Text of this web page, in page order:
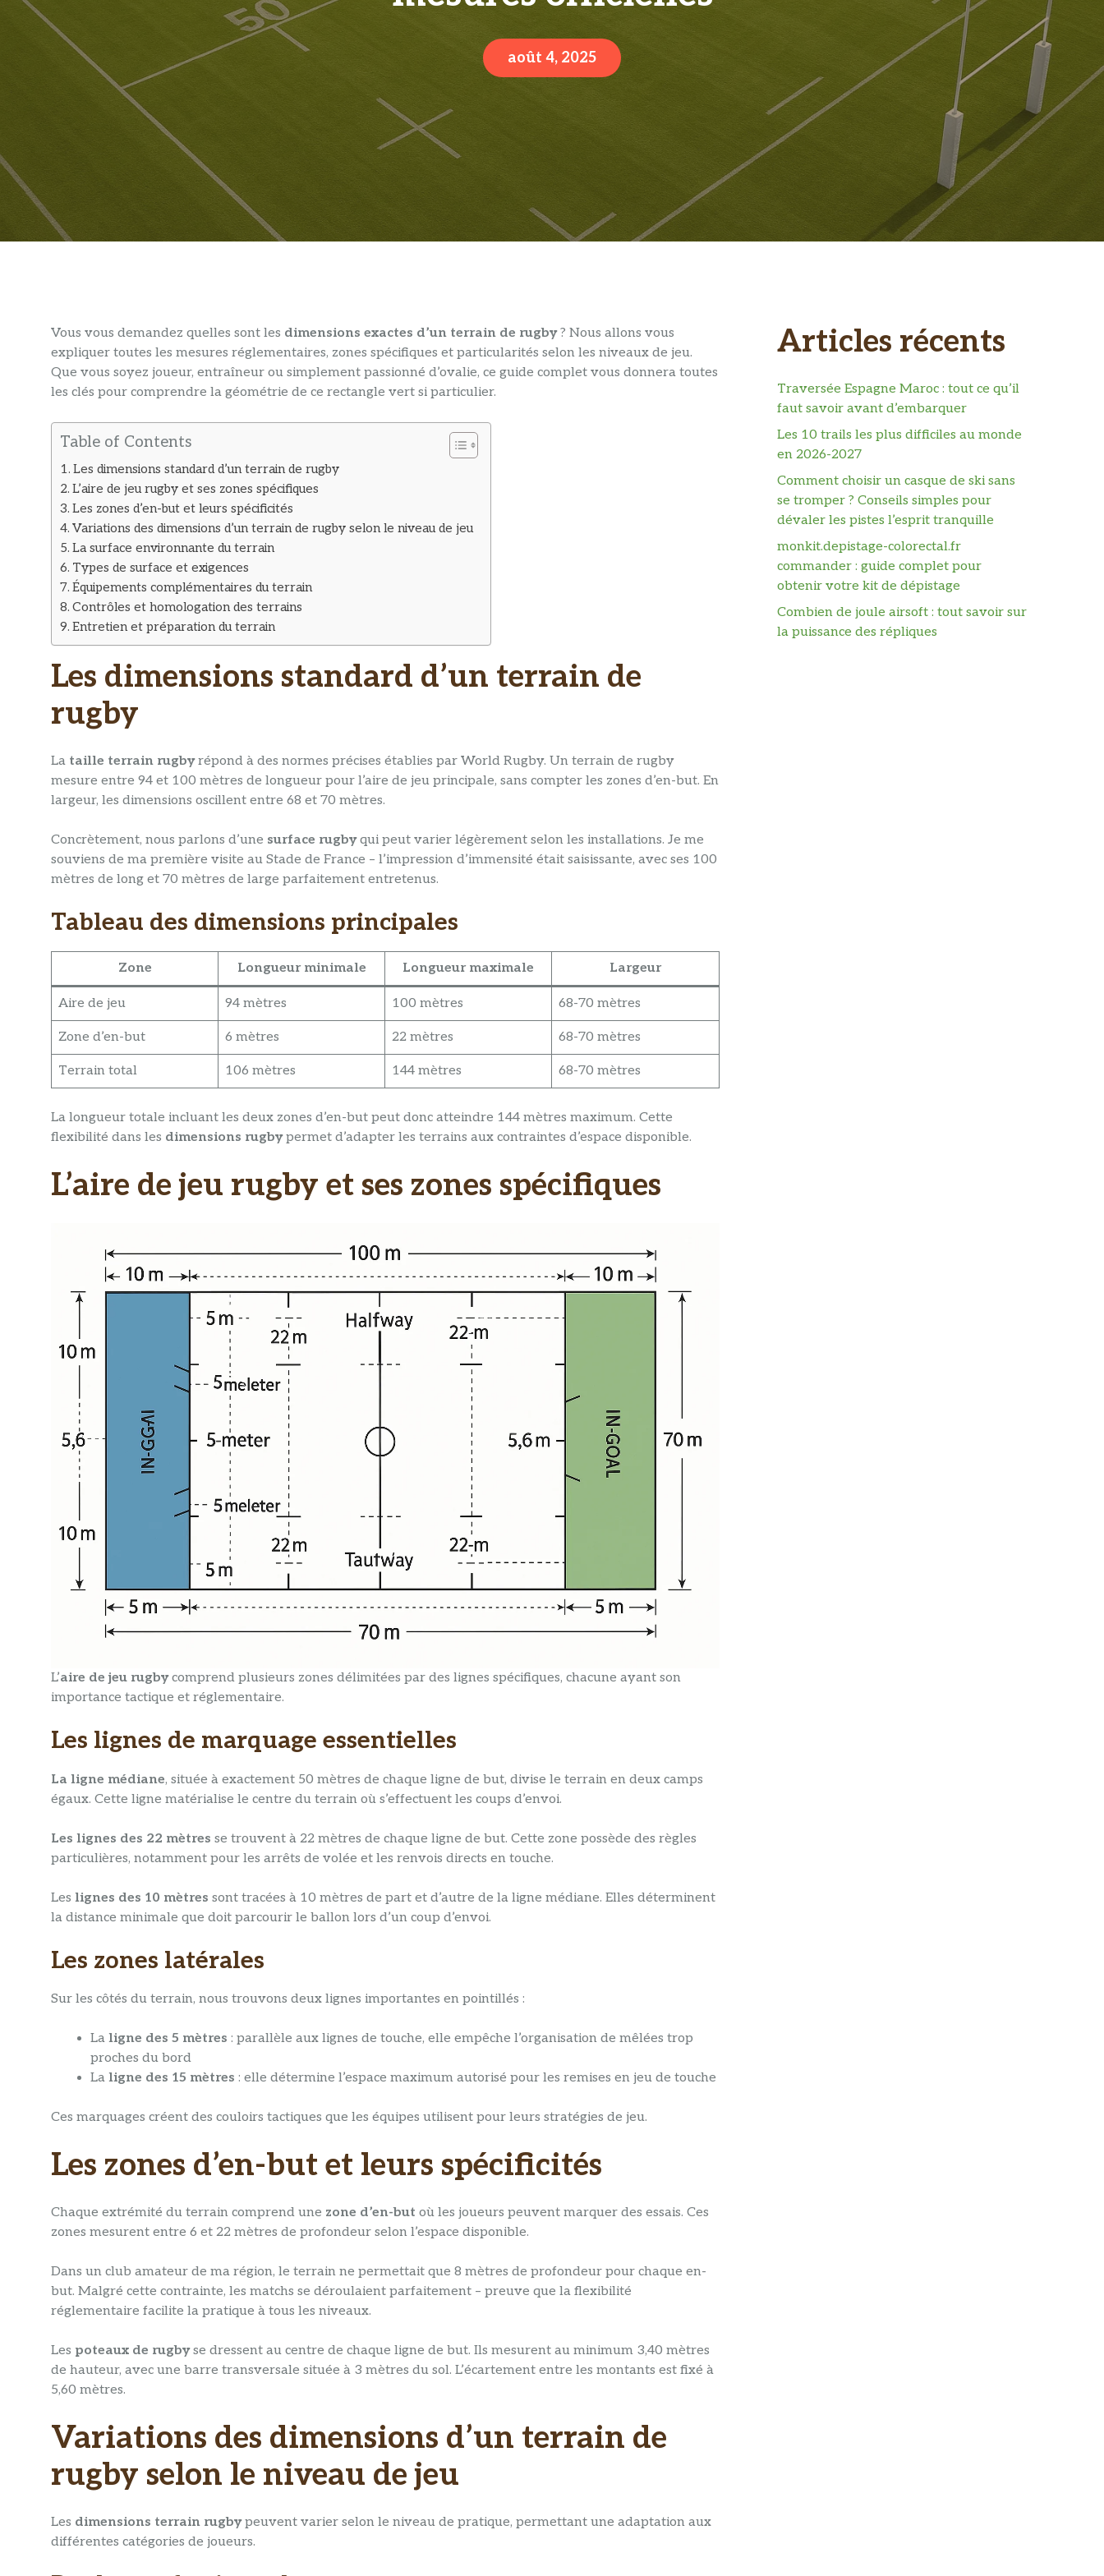
août 4, 2025
Vous vous demandez quelles sont les dimensions exactes d’un terrain de rugby? Nous allons vous
expliquer toutes les mesures réglementaires, zones spécifiques et particularités selon les niveaux de jeu.
Que vous soyez joueur, entraîneur ou simplement passionné d’ovalie, ce guide complet vous donnera toutes
les clés pour comprendre la géométrie de ce rectangle vert si particulier.
Table of Contents
Les dimensions standard d’un terrain de rugby
L’aire de jeu rugby et ses zones spécifiques
Les zones d’en-but et leurs spécificités
Variations des dimensions d’un terrain de rugby selon le niveau de jeu
La surface environnante du terrain
Types de surface et exigences
Équipements complémentaires du terrain
Contrôles et homologation des terrains
Entretien et préparation du terrain
Les dimensions standard d’un terrain de
rugby
La taille terrain rugbyrépond à des normes précises établies par World Rugby. Un terrain de rugby
mesure entre 94 et 100 mètres de longueur pour l’aire de jeu principale, sans compter les zones d’en-but. En
largeur, les dimensions oscillent entre 68 et 70 mètres.
Concrètement, nous parlons d’une surface rugbyqui peut varier légèrement selon les installations. Je me
souviens de ma première visite au Stade de France – l’impression d’immensité était saisissante, avec ses 100
mètres de long et 70 mètres de large parfaitement entretenus.
Tableau des dimensions principales
Zone Longueur minimale Longueur maximale Largeur
Aire de jeu 94 mètres 100 mètres 68-70 mètres
Zone d’en-but 6 mètres 22 mètres 68-70 mètres
Terrain total 106 mètres 144 mètres 68-70 mètres
La longueur totale incluant les deux zones d’en-but peut donc atteindre 144 mètres maximum. Cette
flexibilité dans les dimensions rugbypermet d’adapter les terrains aux contraintes d’espace disponible.
L’aire de jeu rugby et ses zones spécifiques
L’aire de jeu rugbycomprend plusieurs zones délimitées par des lignes spécifiques, chacune ayant son
importance tactique et réglementaire.
Les lignes de marquage essentielles
La ligne médiane, située à exactement 50 mètres de chaque ligne de but, divise le terrain en deux camps
égaux. Cette ligne matérialise le centre du terrain où s’effectuent les coups d’envoi.
Les lignes des 22 mètres se trouvent à 22 mètres de chaque ligne de but. Cette zone possède des règles
particulières, notamment pour les arrêts de volée et les renvois directs en touche.
Les lignes des 10 mètres sont tracées à 10 mètres de part et d’autre de la ligne médiane. Elles déterminent
la distance minimale que doit parcourir le ballon lors d’un coup d’envoi.
Les zones latérales
Sur les côtés du terrain, nous trouvons deux lignes importantes en pointillés :
La ligne des 5 mètres : parallèle aux lignes de touche, elle empêche l’organisation de mêlées trop
proches du bord
La ligne des 15 mètres : elle détermine l’espace maximum autorisé pour les remises en jeu de touche
Ces marquages créent des couloirs tactiques que les équipes utilisent pour leurs stratégies de jeu.
Les zones d’en-but et leurs spécificités
Chaque extrémité du terrain comprend une zone d’en-but où les joueurs peuvent marquer des essais. Ces
zones mesurent entre 6 et 22 mètres de profondeur selon l’espace disponible.
Dans un club amateur de ma région, le terrain ne permettait que 8 mètres de profondeur pour chaque en-
but. Malgré cette contrainte, les matchs se déroulaient parfaitement – preuve que la flexibilité
réglementaire facilite la pratique à tous les niveaux.
Les poteaux de rugbyse dressent au centre de chaque ligne de but. Ils mesurent au minimum 3,40 mètres
de hauteur, avec une barre transversale située à 3 mètres du sol. L’écartement entre les montants est fixé à
5,60 mètres.
Variations des dimensions d’un terrain de
rugby selon le niveau de jeu
Les dimensions terrain rugbypeuvent varier selon le niveau de pratique, permettant une adaptation aux
différentes catégories de joueurs.
Articles récents
Traversée Espagne Maroc : tout ce qu’il
faut savoir avant d’embarquer
Les 10 trails les plus difficiles au monde
en 2026-2027
Comment choisir un casque de ski sans
se tromper ? Conseils simples pour
dévaler les pistes l’esprit tranquille
monkit.depistage-colorectal.fr
commander : guide complet pour
obtenir votre kit de dépistage
Combien de joule airsoft : tout savoir sur
la puissance des répliques